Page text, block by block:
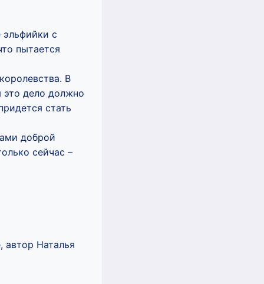
эльфийки с
пытается
В
это дело должно
стать
доброй
сейчас –
автор Наталья